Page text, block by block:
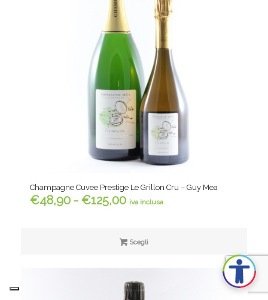
Champagne Cuvee Prestige Le Grillon Cru – Guy Mea
€48,90 - €125,00Fascia
da
€125,00
iva inclusa
Scegli